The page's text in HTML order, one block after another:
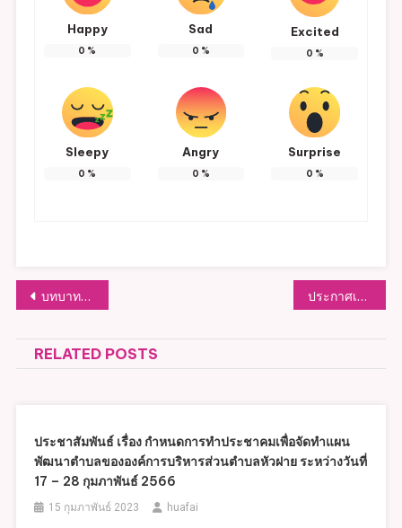
Happy
0 %
Sad
0 %
Excited
0 %
Sleepy
0 %
Angry
0 %
Surprise
0 %
แนะแนว
เรื่อง
บทบาทและอำนาจหน้าที่ กองคลัง ประกาศเจตนารมณ์องค์กรคุณธรรม
RELATED POSTS
ประชาสัมพันธ์ เรื่อง กำหนดการทำประชาคมเพื่อจัดทำแผน
พัฒนาตำบลขององค์การบริหารส่วนตำบลหัวฝาย ระหว่างวันที่
17 – 28 กุมภาพันธ์ 2566
15 กุมภาพันธ์ 2023 huafai